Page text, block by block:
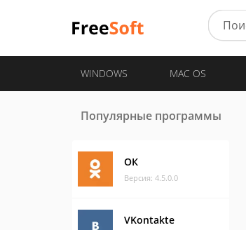
WINDOWS MAC OS
Популярные программы
ОК
Версия: 4.5.0.0
VKontakte